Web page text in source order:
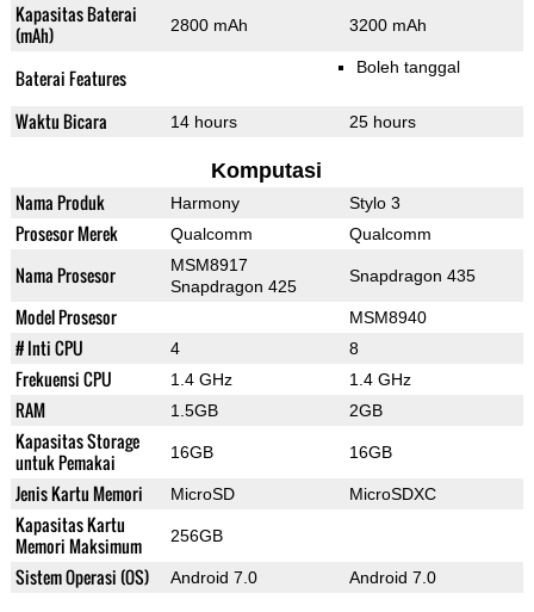
Kapasitas Baterai
(mAh)
2800 mAh 3200 mAh
Baterai Features Boleh tanggal
Waktu Bicara 14 hours 25 hours
Komputasi
Nama Produk Harmony Stylo 3
Prosesor Merek Qualcomm Qualcomm
Nama Prosesor
MSM8917
Snapdragon 425
Snapdragon 435
Model Prosesor MSM8940
# Inti CPU 4 8
Frekuensi CPU 1.4 GHz 1.4 GHz
RAM 1.5GB 2GB
Kapasitas Storage
untuk Pemakai
16GB 16GB
Jenis Kartu Memori MicroSD MicroSDXC
Kapasitas Kartu
Memori Maksimum
256GB
Sistem Operasi (OS) Android 7.0 Android 7.0